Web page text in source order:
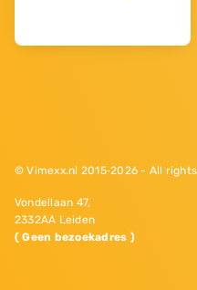
© Vimexx.nl 2015‐2026 - All
Vondellaan 47,
2332AA Leiden
( Geen bezoekadres )